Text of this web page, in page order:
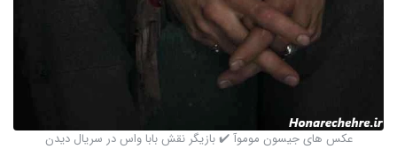
عکس های جیسون موموآ ✔️ بازیگر نقش بابا واس در سریال دیدن